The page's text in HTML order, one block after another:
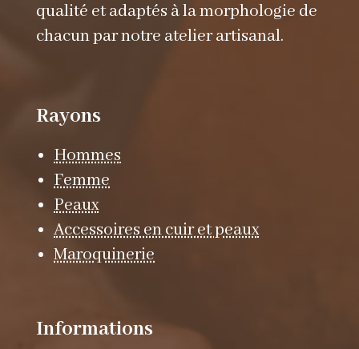
qualité et adaptés à la morphologie de
chacun par notre atelier artisanal.
Rayons
Hommes
Femme
Peaux
Accessoires en cuir et peaux
Maroquinerie
Informations